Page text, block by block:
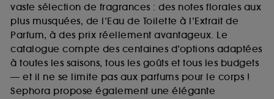
vaste sélection de fragrances : des notes florales aux
plus musquées, de l’Eau de Toilette à l’Extrait de
Parfum, à des prix réellement avantageux. Le
catalogue compte des centaines d’options adaptées
à toutes les saisons, tous les goûts et tous les budgets
— et il ne se limite pas aux parfums pour le corps !
Sephora propose également une élégante